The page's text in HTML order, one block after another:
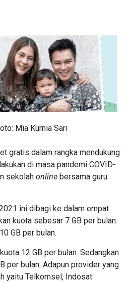
Mia Kurnia Sari
gratis dalam rangka mendukung
di masa pandemi COVID-
sekolah online bersama guru
ini dibagi ke dalam empat
kuota sebesar 7 GB per bulan.
GB per bulan.
12 GB per bulan. Sedangkan
per bulan. Adapun provider yang
yaitu Telkomsel, Indosat